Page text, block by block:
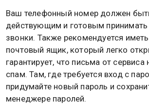
Ваш телефонный номер должен
действующим и готовым принимать
звонки. Также рекомендуется
почтовый ящик, который легко
гарантирует, что письма от сервиса
спам. Там, где требуется вход с
придумайте новый пароль и
менеджере паролей.